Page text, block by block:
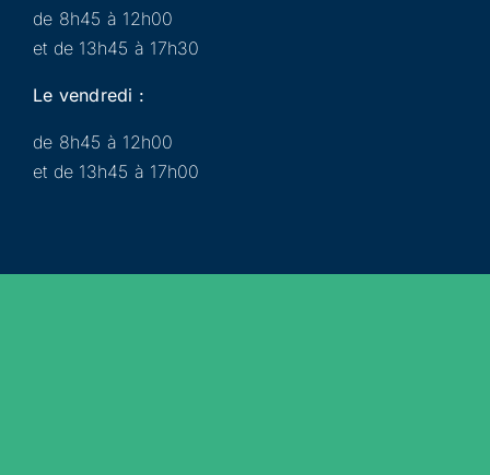
de 8h45 à 12h00
et de 13h45 à 17h30
Le vendredi :
de 8h45 à 12h00
et de 13h45 à 17h00